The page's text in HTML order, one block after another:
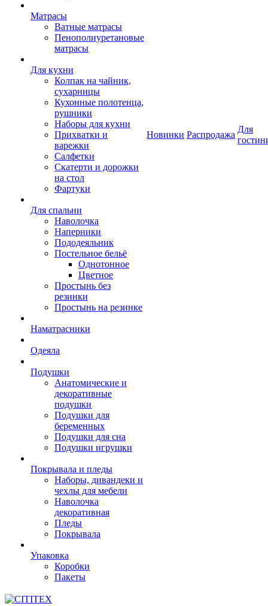
Матрасы
Ватные матрасы
Пенополиуретановые
матрасы
Для кухни
Колпак на чайник,
сухарницы
Кухонные полотенца,
рушники
Наборы для кухни
Прихватки и
варежки
Салфетки
Скатерти и дорожки
на стол
Фартуки
Для спальни
Наволочка
Наперники
Пододеяльник
Постельное бельё
Однотонное
Цветное
Простынь без
резинки
Простынь на резинке
Наматрасники
Одеяла
Подушки
Анатомические и
декоративные
подушки
Подушки для
беременных
Подушки для сна
Подушки игрушки
Покрывала и пледы
Наборы, дивандеки и
чехлы для мебели
Наволочка
декоративная
Пледы
Покрывала
Упаковка
Коробки
Пакеты
Новинки Распродажа
Для